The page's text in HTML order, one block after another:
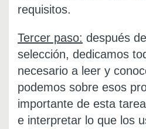
requisitos.
Tercer paso: después
selección, dedicamos
necesario a leer y
podemos sobre esos
importante de esta
e interpretar lo que los